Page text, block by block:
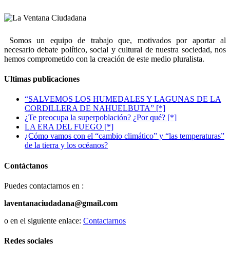
Somos un equipo de trabajo que, motivados por aportar al
necesario debate político, social y cultural de nuestra sociedad, nos
hemos comprometido con la creación de este medio pluralista.
Ultimas publicaciones
“SALVEMOS LOS HUMEDALES Y LAGUNAS DE LA
CORDILLERA DE NAHUELBUTA” [*]
¿Te preocupa la superpoblación? ¿Por qué? [*]
LA ERA DEL FUEGO [*]
¿Cómo vamos con el “cambio climático” y “las temperaturas”
de la tierra y los océanos?
Contáctanos
Puedes contactarnos en :
laventanaciudadana@gmail.com
o en el siguiente enlace: Contactarnos
Redes sociales